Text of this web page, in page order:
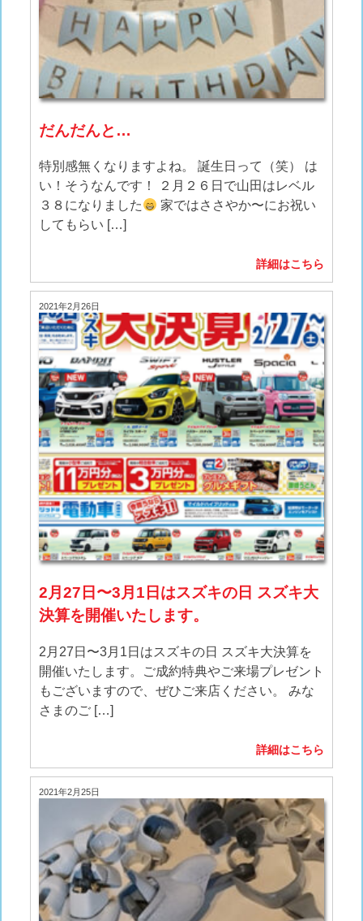
だんだんと…
特別感無くなりますよね。 誕生日って（笑） は
い！そうなんです！ ２月２６日で山田はレベル
３８になりました
家ではささやか〜にお祝い
してもらい […]
詳細はこちら
2021年2月26日
2月27日〜3月1日はスズキの日 スズキ大
決算を開催いたします。
2月27日〜3月1日はスズキの日 スズキ大決算を
開催いたします。ご成約特典やご来場プレゼント
もございますので、ぜひご来店ください。 みな
さまのご […]
詳細はこちら
2021年2月25日